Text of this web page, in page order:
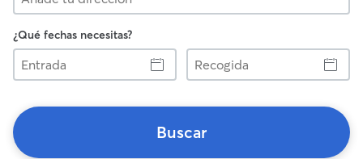
¿Qué fechas necesitas?
Entrada
Recogida
Buscar